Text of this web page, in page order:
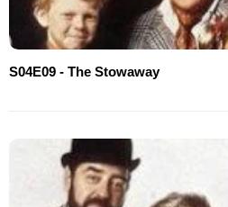
S04E09 - The Stowaway